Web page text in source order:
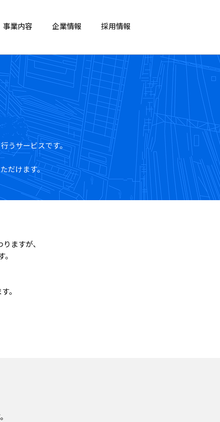
事業内容 企業情報 採用情報
うサービスです。
だけます。
ますが、
。